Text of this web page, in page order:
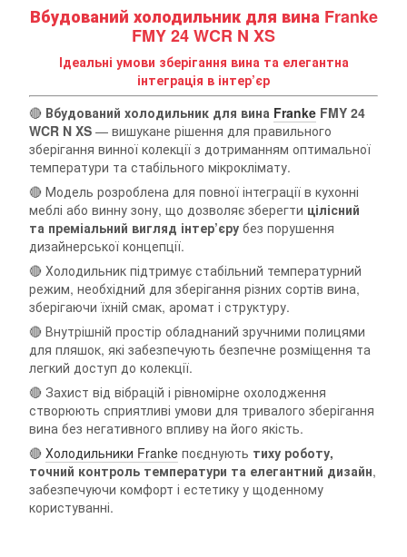
Вбудований холодильник для вина Franke
FMY 24 WCR N XS
Ідеальні умови зберігання вина та елегантна
інтеграція в інтер’єр
🔴 Вбудований холодильник для вина Franke FMY 24
WCR N XS — вишукане рішення для правильного
зберігання винної колекції з дотриманням оптимальної
температури та стабільного мікроклімату.
🔴 Модель розроблена для повної інтеграції в кухонні
меблі або винну зону, що дозволяє зберегти цілісний
та преміальний вигляд інтер’єру без порушення
дизайнерської концепції.
🔴 Холодильник підтримує стабільний температурний
режим, необхідний для зберігання різних сортів вина,
зберігаючи їхній смак, аромат і структуру.
🔴 Внутрішній простір обладнаний зручними полицями
для пляшок, які забезпечують безпечне розміщення та
легкий доступ до колекції.
🔴 Захист від вібрацій і рівномірне охолодження
створюють сприятливі умови для тривалого зберігання
вина без негативного впливу на його якість.
🔴 Холодильники Franke поєднують тиху роботу,
точний контроль температури та елегантний дизайн,
забезпечуючи комфорт і естетику у щоденному
користуванні.